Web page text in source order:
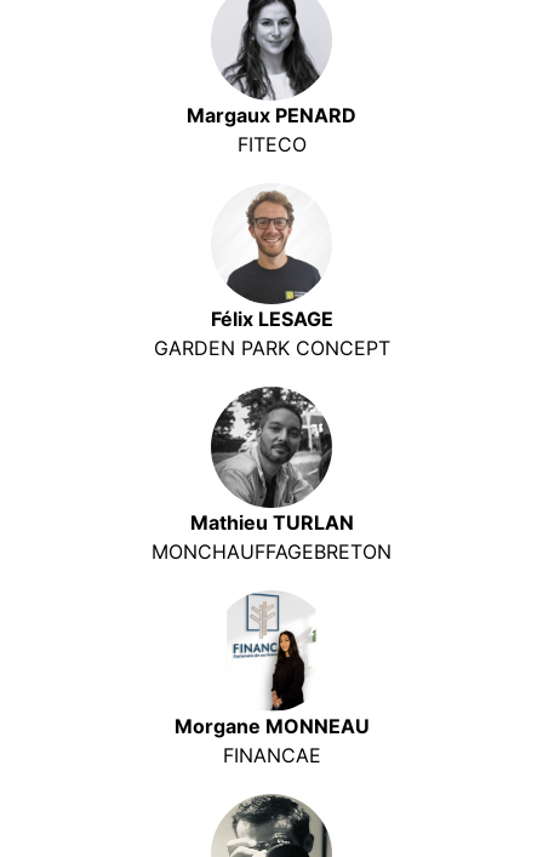
Margaux PENARD
FITECO
Félix LESAGE
GARDEN PARK CONCEPT
Mathieu TURLAN
MONCHAUFFAGEBRETON
Morgane MONNEAU
FINANCAE